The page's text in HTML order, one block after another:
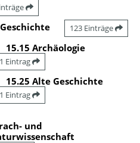
123 Einträge
15.15 Archäologie
1 Eintrag
15.25 Alte Geschichte
1 Eintrag
und